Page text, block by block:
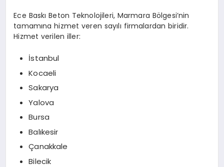
Ece Baskı Beton Teknolojileri, Marmara Bölgesi’nin
tamamına hizmet veren sayılı firmalardan biridir.
Hizmet verilen iller:
İstanbul
Kocaeli
Sakarya
Yalova
Bursa
Balıkesir
Çanakkale
Bilecik